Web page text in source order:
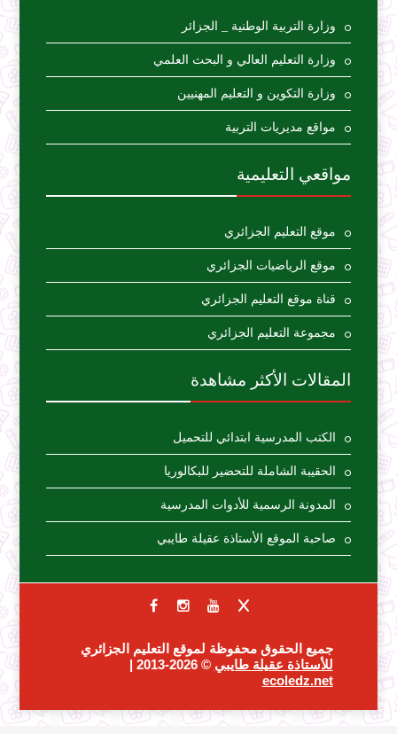
وزارة التربية الوطنية _ الجزائر
وزارة التعليم العالي و البحث العلمي
وزارة التكوين و التعليم المهنيين
مواقع مديريات التربية
مواقعي التعليمية
موقع التعليم الجزائري
موقع الرياضيات الجزائري
قناة موقع التعليم الجزائري
مجموعة التعليم الجزائري
المقالات الأكثر مشاهدة
الكتب المدرسية ابتدائي للتحميل
الحقيبة الشاملة للتحضير للبكالوريا
المدونة الرسمية للأدوات المدرسية
صاحبة الموقع الأستاذة عقيلة طايبي
جميع الحقوق محفوظة لموقع التعليم الجزائري
للأستاذة عقيلة طايبي © 2026-2013 |
ecoledz.net